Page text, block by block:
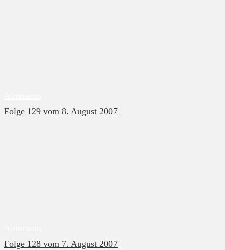
Folge 129 vom 8. August 2007
Folge 128 vom 7. August 2007